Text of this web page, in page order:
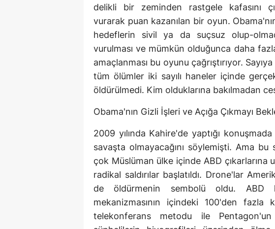
delikli bir zeminden rastgele kafasını
vurarak puan kazanılan bir oyun.
hedeflerin sivil ya da suçsuz olup-
vurulması ve mümkün olduğunca daha
amaçlanması bu oyunu çağrıştırıyor.
tüm ölümler iki sayılı haneler içinde
öldürülmedi. Kim olduklarına bakılmadan
Obama'nın Gizli İşleri ve Açığa Çıkmayı
2009 yılında Kahire'de yaptığı
savaşta olmayacağını söylemişti. Ama
çok Müslüman ülke içinde ABD
radikal saldırılar başlatıldı. Drone'lar
de öldürmenin sembolü oldu. ABD
mekanizmasının içindeki 100'den
telekonferans metodu ile